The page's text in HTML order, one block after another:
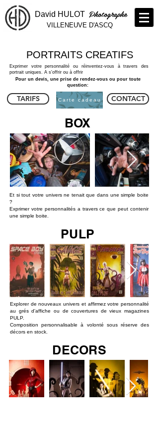
David HULOT Photographe
VILLENEUVE D'ASCQ
PORTRAITS CREATIFS
Exprimer votre personnalité ou réinventez-vous à travers des
portrait uniques. A s'offrir ou à offrir
Pour un devis, une prise de rendez-vous ou pour toute
question:
TARIFS CONTACT
Carte cadeau
BOX
Et si tout votre univers ne tenait que dans une simple boite
?
Exprimer votre personnalités a travers ce que peut contenir
une simple boite.
PULP
Explorer de nouveaux univers et affirmez votre personnalité
au grés d'affiche ou de couvertures de vieux magazines
PULP.
Composition personnalisable à volonté sous réserve des
décors en stock.
DECORS